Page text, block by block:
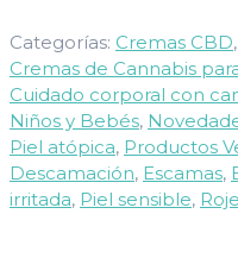
Categorías: Cremas CBD,
Cremas de Cannabis
Cuidado corporal con
Niños y Bebés,
Piel atópica, Productos
Descamación, Escamas,
irritada, Piel sensible,